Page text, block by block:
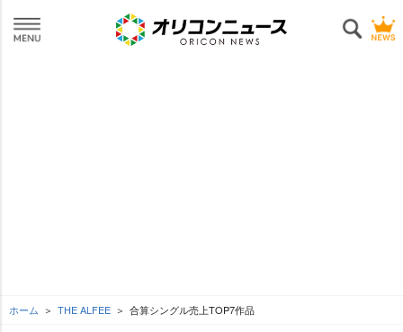
ホーム THE ALFEE 合算シングル売上TOP7作品